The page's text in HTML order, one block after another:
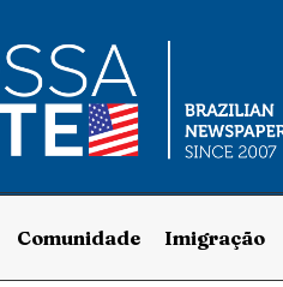
Comunidade Imigração